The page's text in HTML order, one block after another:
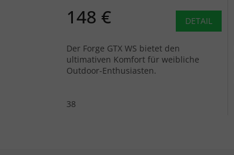
148 € DETAIL
Der Forge GTX WS bietet den
ultimativen Komfort für weibliche
Outdoor-Enthusiasten.
38